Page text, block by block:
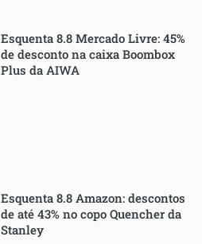
Esquenta 8.8 Mercado Livre: 45%
de desconto na caixa Boombox
Plus da AIWA
Esquenta 8.8 Amazon: descontos
de até 43% no copo Quencher da
Stanley